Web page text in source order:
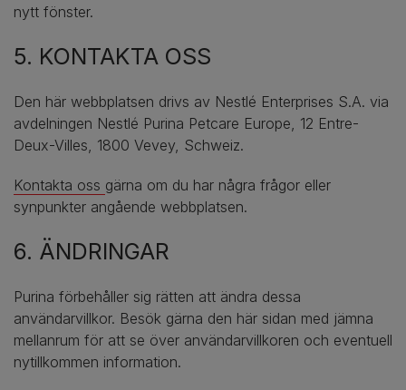
nytt fönster.
5. KONTAKTA OSS
Den här webbplatsen drivs av Nestlé Enterprises S.A. via
avdelningen Nestlé Purina Petcare Europe, 12 Entre-
Deux-Villes, 1800 Vevey, Schweiz.
Kontakta oss gärna om du har några frågor eller
synpunkter angående webbplatsen.
6. ÄNDRINGAR
Purina förbehåller sig rätten att ändra dessa
användarvillkor. Besök gärna den här sidan med jämna
mellanrum för att se över användarvillkoren och eventuell
nytillkommen information.